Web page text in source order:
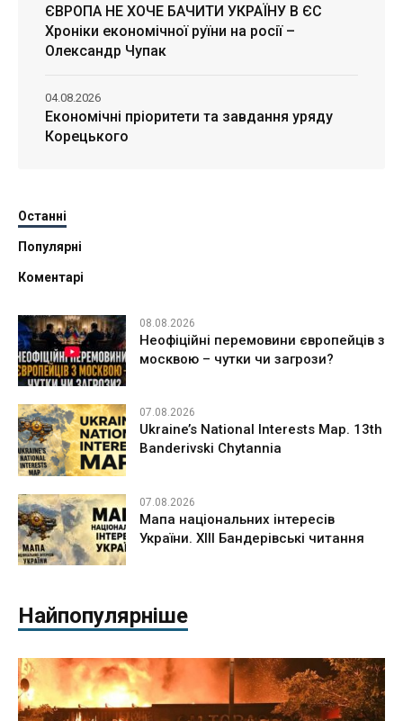
ЄВРОПА НЕ ХОЧЕ БАЧИТИ УКРАЇНУ В ЄС
Хроніки економічної руїни на росії –
Олександр Чупак
Економічні пріоритети та завдання уряду
Корецького
04.08.2026
Останні
Популярні
Коментарі
08.08.2026
Неофіційні перемовини європейців з
москвою – чутки чи загрози?
07.08.2026
Ukraine’s National Interests Map. 13th
Banderivski Chytannia
07.08.2026
Мапа національних інтересів
України. ХІІІ Бандерівські читання
Найпопулярніше